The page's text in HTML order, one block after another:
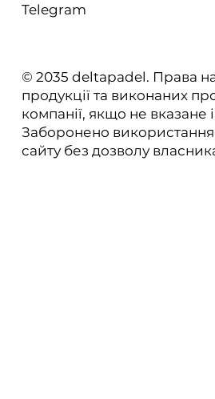
Telegram
© 2035 deltapadel. Права
продукції та виконаних
компанії, якщо не вказане
Заборонено
сайту без дозволу